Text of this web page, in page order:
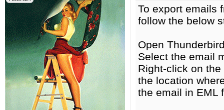
To export emails
follow the below
Open
Select the email
Right-click on
the location
the email in EML